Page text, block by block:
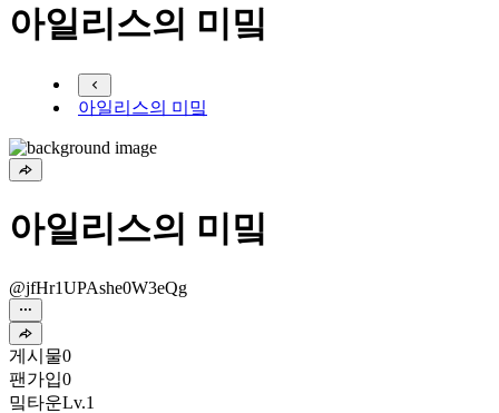
아일리스의 미밐
아일리스의 미밐
아일리스의 미밐
@jfHr1UPAshe0W3eQg
게시물0
팬가입0
밐타운Lv.1